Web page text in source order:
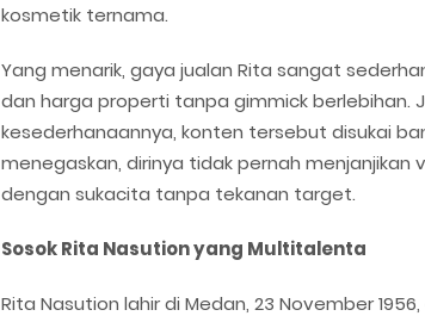
kosmetik ternama.
Yang menarik, gaya jualan Rita sangat
dan harga properti tanpa gimmick berlebihan.
kesederhanaannya, konten tersebut disukai
menegaskan, dirinya tidak pernah menjanjikan
dengan sukacita tanpa tekanan target.
Sosok Rita Nasution yang Multitalenta
Rita Nasution lahir di Medan, 23 November